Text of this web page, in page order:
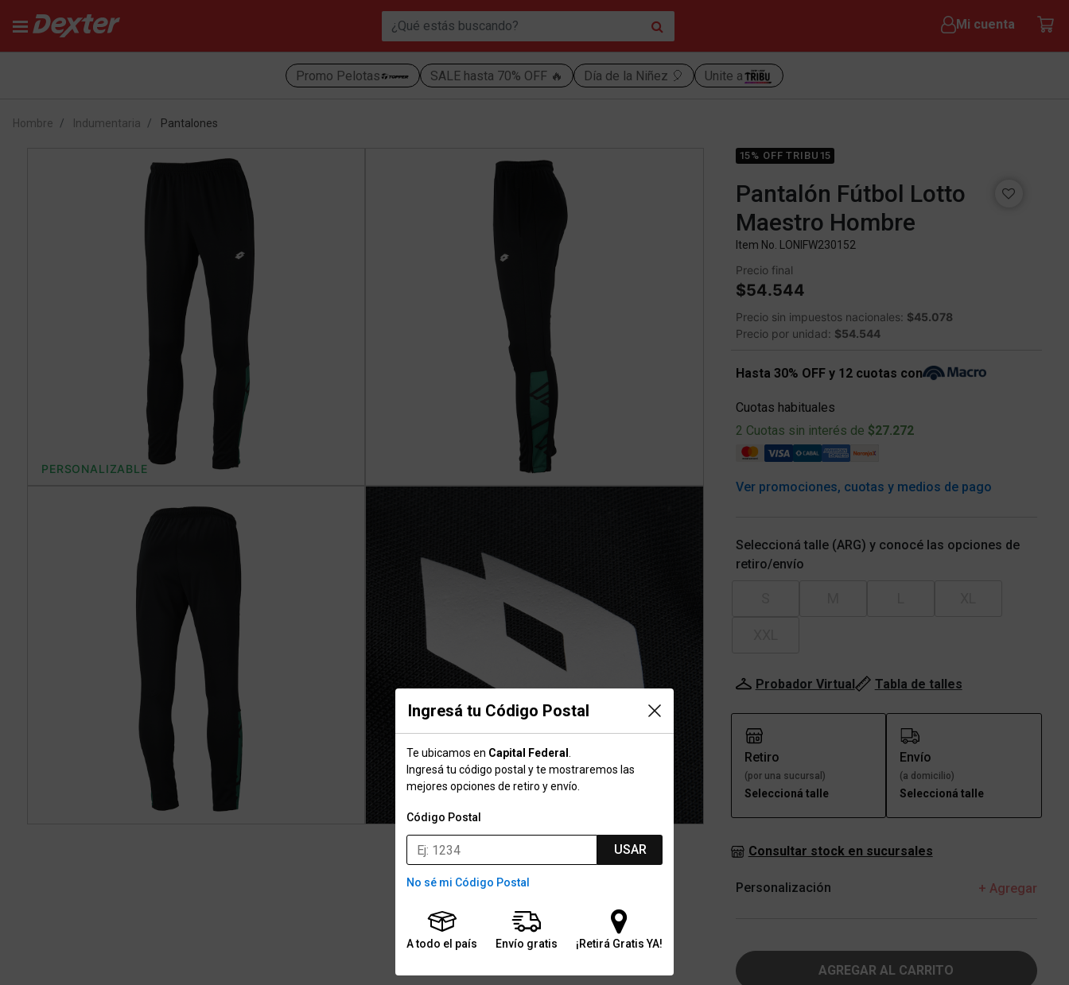
Mi cuenta
Promo Pelotas SALE hasta 70% OFF 🔥 Día de la Niñez 🎈 Unite a
Ingresá tu Código Postal
Te ubicamos en Capital Federal
Ingresá tu código postal y te mostraremos las
mejores opciones de retiro y envío.
Código Postal
USAR
No sé mi Código Postal
A todo el país Envío gratis ¡Retirá Gratis YA!
Hombre Indumentaria Pantalones
PERSONALIZABLE
15% OFF TRIBU15
Pantalón Fútbol Lotto
Maestro Hombre
Item No. LONIFW230152
Precio final
$54.544
Precio sin impuestos nacionales: $45.078
Precio por unidad: $54.544
Hasta 30% OFF y 12 cuotas con
Cuotas habituales
2 Cuotas sin interés de $27.272
Ver promociones, cuotas y medios de pago
Seleccioná talle (ARG) y conocé las opciones de
retiro/envío
Probador Virtual Tabla de talles
Retiro
(por una sucursal)
Seleccioná talle
Envío
(a domicilio)
Seleccioná talle
Consultar stock en sucursales
Personalización + Agregar
AGREGAR AL CARRITO